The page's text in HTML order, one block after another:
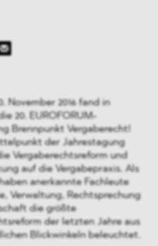
November 2016 fand in
20. EUROFORUM-
Brennpunkt Vergaberecht!
der Jahrestagung
Vergaberechtsreform und
auf die Vergabepraxis. Als
anerkannte Fachleute
Verwaltung, Rechtsprechung
die größte
der letzten Jahre aus
Blickwinkeln beleuchtet.